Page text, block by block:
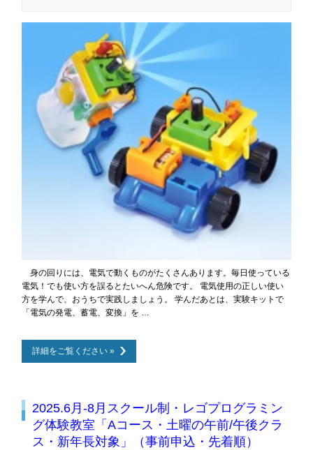
身の回りには、電気で動くものがたくさんあります。毎日使っている
電気！でも使い方を誤るとたいへん危険です。 電気使用の正しい使い
方を学んで、おうちで実践しましょう。 学んだあとは、実験キットで
「電気の発電、蓄電、変換」を …
詳細をご覧ください »
2025.6月-8月スクール制・レゴプログラミン
グ体験教室「Aコース・土曜の午前/午後クラ
ス・新年長対象」（事前申込・先着順）